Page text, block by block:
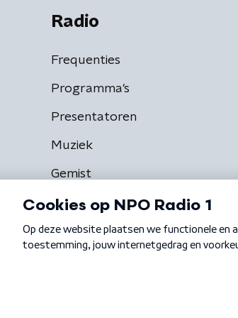
Radio
Frequenties
Programma's
Presentatoren
Muziek
Gemist
Algemene voorwaarden Privacybeleid